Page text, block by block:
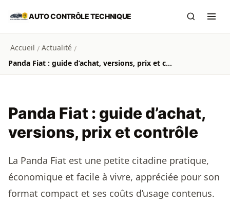
Aller au contenu principal
AUTO CONTRÔLE TECHNIQUE
Accueil / Actualité /
Panda Fiat : guide d’achat, versions, prix et contrôle
Panda Fiat : guide d’achat,
versions, prix et contrôle
La Panda Fiat est une petite citadine pratique,
économique et facile à vivre, appréciée pour son
format compact et ses coûts d’usage contenus.